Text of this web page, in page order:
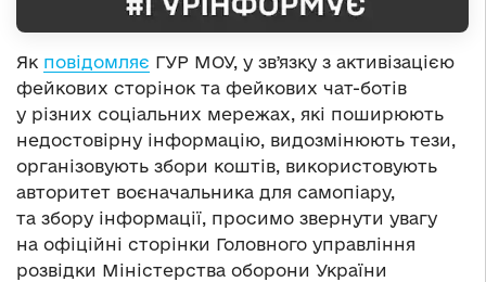
Як повідомляє ГУР МОУ, у звʼязку з активізацією
фейкових сторінок та фейкових чат-ботів
у різних соціальних мережах, які поширюють
недостовірну інформацію, видозмінюють тези,
організовують збори коштів, використовують
авторитет воєначальника для самопіару,
та збору інформації, просимо звернути увагу
на офіційні сторінки Головного управління
розвідки Міністерства оборони України